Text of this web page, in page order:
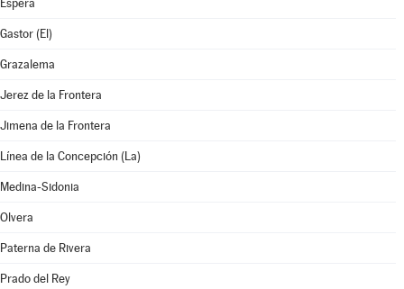
Espera
Gastor (El)
Grazalema
Jerez de la Frontera
Jimena de la Frontera
Línea de la Concepción (La)
Medina-Sidonia
Olvera
Paterna de Rivera
Prado del Rey